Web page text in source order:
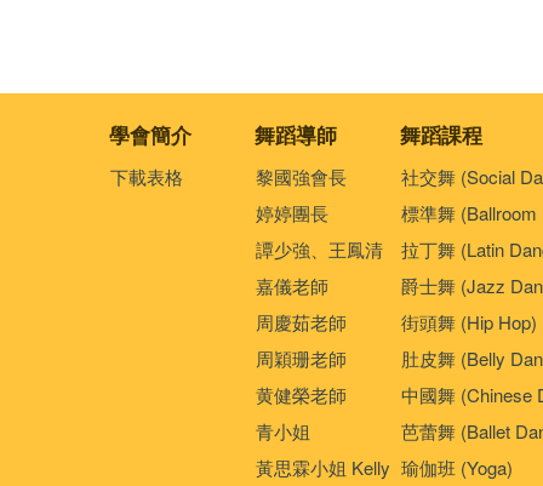
學會簡介 舞蹈導師 舞蹈課程
下載表格
黎國強會長
婷婷團長
譚少強、王鳳清
嘉儀老師
周慶茹老師
周穎珊老師
黄健榮老師
青小姐
黃思霖小姐 Kelly
社交舞 (Social
標準舞 (Ballroom
拉丁舞 (Latin
爵士舞 (Jazz
街頭舞 (Hip Hop)
肚皮舞 (Belly
中國舞 (Chinese
芭蕾舞 (Ballet
瑜伽班 (Yoga)